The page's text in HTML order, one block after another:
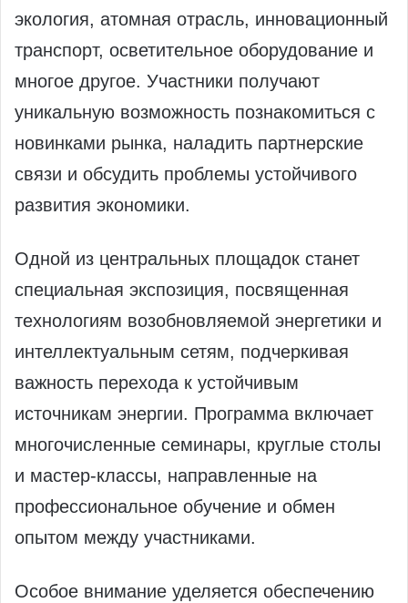
экология, атомная отрасль, инновационный
транспорт, осветительное оборудование и
многое другое. Участники получают
уникальную возможность познакомиться с
новинками рынка, наладить партнерские
связи и обсудить проблемы устойчивого
развития экономики.
Одной из центральных площадок станет
специальная экспозиция, посвященная
технологиям возобновляемой энергетики и
интеллектуальным сетям, подчеркивая
важность перехода к устойчивым
источникам энергии. Программа включает
многочисленные семинары, круглые столы
и мастер-классы, направленные на
профессиональное обучение и обмен
опытом между участниками.
Особое внимание уделяется обеспечению